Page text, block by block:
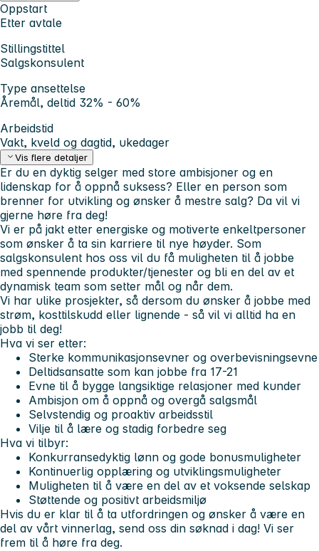
Oppstart
Etter avtale
Stillingstittel
Salgskonsulent
Type ansettelse
Åremål, deltid 32% - 60%
Arbeidstid
Vakt, kveld og dagtid, ukedager
Vis flere detaljer
Er du en dyktig selger med store ambisjoner og en
lidenskap for å oppnå suksess? Eller en person som
brenner for utvikling og ønsker å mestre salg? Da vil vi
gjerne høre fra deg!
Vi er på jakt etter energiske og motiverte enkeltpersoner
som ønsker å ta sin karriere til nye høyder. Som
salgskonsulent hos oss vil du få muligheten til å jobbe
med spennende produkter/tjenester og bli en del av et
dynamisk team som setter mål og når dem.
Vi har ulike prosjekter, så dersom du ønsker å jobbe med
strøm, kosttilskudd eller lignende - så vil vi alltid ha en
jobb til deg!
Hva vi ser etter:
Sterke kommunikasjonsevner og overbevisningsevne
Deltidsansatte som kan jobbe fra 17-21
Evne til å bygge langsiktige relasjoner med kunder
Ambisjon om å oppnå og overgå salgsmål
Selvstendig og proaktiv arbeidsstil
Vilje til å lære og stadig forbedre seg
Hva vi tilbyr:
Konkurransedyktig lønn og gode bonusmuligheter
Kontinuerlig opplæring og utviklingsmuligheter
Muligheten til å være en del av et voksende selskap
Støttende og positivt arbeidsmiljø
Hvis du er klar til å ta utfordringen og ønsker å være en
del av vårt vinnerlag, send oss din søknad i dag! Vi ser
frem til å høre fra deg.